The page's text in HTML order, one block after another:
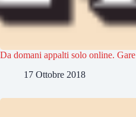
Da domani appalti solo online.
17 Ottobre 2018